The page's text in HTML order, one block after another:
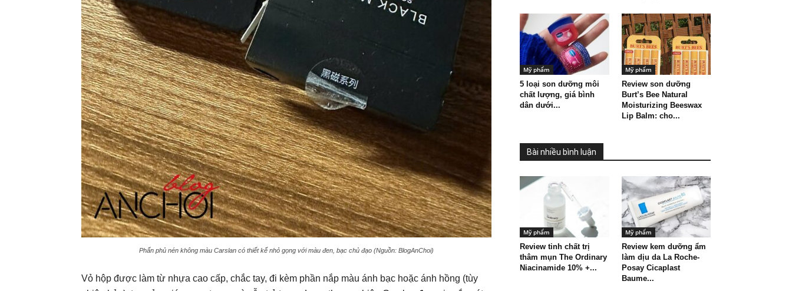
Phấn phủ nén không màu Carslan có thiết kế nhỏ gọng với màu đen, bạc chủ đạo (Nguồn: BlogAnChoi)
Vỏ hộp được làm từ nhựa cao cấp, chắc tay, đi kèm phần nắp màu ánh bạc hoặc ánh hồng (tùy
Mỹ phẩm
5 loại son dưỡng môi
chất lượng, giá bình
dân dưới...
Mỹ phẩm
Review son dưỡng
Burt’s Bee Natural
Moisturizing Beeswax
Lip Balm: cho...
Bài nhiều bình luận
Mỹ phẩm
Review tinh chất trị
thâm mụn The Ordinary
Niacinamide 10% +...
Mỹ phẩm
Review kem dưỡng ẩm
làm dịu da La Roche-
Posay Cicaplast
Baume...